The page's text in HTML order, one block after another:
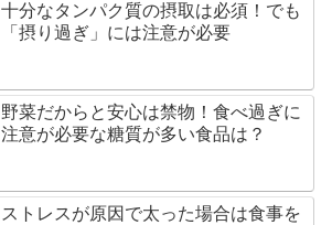
十分なタンパク質の摂取は必須！でも
「摂り過ぎ」には注意が必要
野菜だからと安心は禁物！食べ過ぎに
注意が必要な糖質が多い食品は？
ストレスが原因で太った場合は食事を